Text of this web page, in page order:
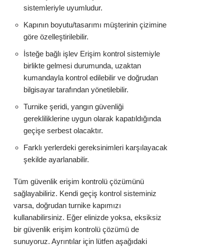
sistemleriyle uyumludur.
Kapının boyutu/tasarımı müşterinin çizimine
göre özelleştirilebilir.
İsteğe bağlı işlev Erişim kontrol sistemiyle
birlikte gelmesi durumunda, uzaktan
kumandayla kontrol edilebilir ve doğrudan
bilgisayar tarafından yönetilebilir.
Turnike şeridi, yangın güvenliği
gerekliliklerine uygun olarak kapatıldığında
geçişe serbest olacaktır.
Farklı yerlerdeki gereksinimleri karşılayacak
şekilde ayarlanabilir.
Tüm güvenlik erişim kontrolü çözümünü
sağlayabiliriz. Kendi geçiş kontrol sisteminiz
varsa, doğrudan turnike kapımızı
kullanabilirsiniz. Eğer elinizde yoksa, eksiksiz
bir güvenlik erişim kontrolü çözümü de
sunuyoruz. Ayrıntılar için lütfen aşağıdaki